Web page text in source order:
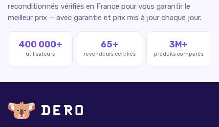
reconditionnés vérifiés en France pour vous garantir le
meilleur prix — avec garantie et prix mis à jour chaque jour.
400 000+
utilisateurs
65+
revendeurs certifiés
3M+
produits comparés